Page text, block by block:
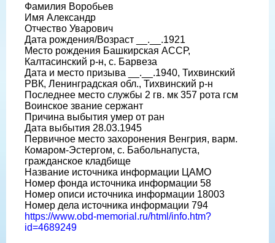
Фамилия Воробьев
Имя Александр
Отчество Уварович
Дата рождения/Возраст __.__.1921
Место рождения Башкирская АССР,
Калтасинский р-н, с. Барвеза
Дата и место призыва __.__.1940, Тихвинский
РВК, Ленинградская обл., Тихвинский р-н
Последнее место службы 2 гв. мк 357 рота гсм
Воинское звание сержант
Причина выбытия умер от ран
Дата выбытия 28.03.1945
Первичное место захоронения Венгрия, варм.
Комаром-Эстергом, с. Бабольнапуста,
гражданское кладбище
Название источника информации ЦАМО
Номер фонда источника информации 58
Номер описи источника информации 18003
Номер дела источника информации 794
https://www.obd-memorial.ru/html/info.htm?
id=4689249